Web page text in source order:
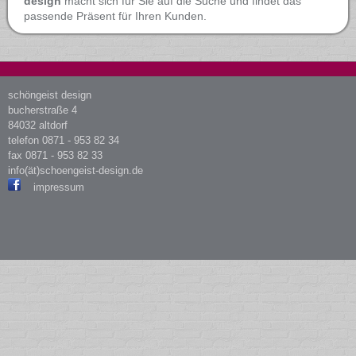
passende Präsent für Ihren Kunden.
schöngeist design
bucherstraße 4
84032 altdorf
telefon 0871 - 953 82 34
fax 0871 - 953 82 33
info(ät)schoengeist-design.de
impressum